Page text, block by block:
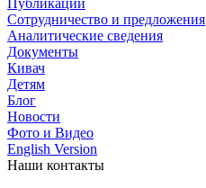
Сотрудничество и предложения
Аналитические сведения
Документы
Кивач
Детям
Блог
Новости
Фото и Видео
English Version
Наши контакты